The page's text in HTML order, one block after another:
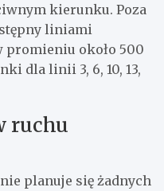
kierunku. Poza
liniami
promieniu około 500
dla linii 3, 6, 10, 13,
ruchu
planuje się żadnych